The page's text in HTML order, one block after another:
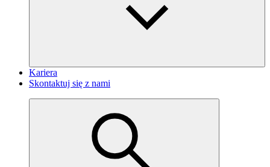
Kariera
Skontaktuj się z nami